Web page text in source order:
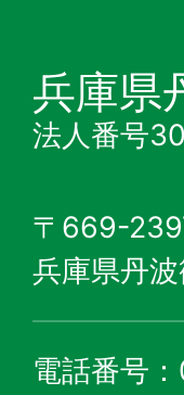
兵庫県
法人番号
〒669-
兵庫県丹
電話番号